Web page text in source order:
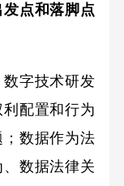
点和落脚点
字技术研发
配置和行为
数据作为法
数据法律关